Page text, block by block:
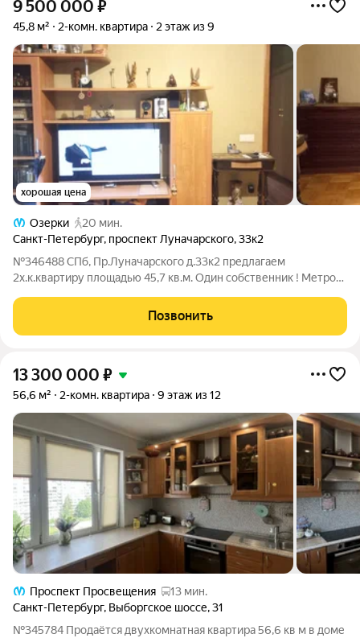
9 500 000 ₽
45,8 м² 2-комн. квартира 2 этаж из 9
хорошая цена
Озерки
20 мин.
Санкт-Петербург, проспект Луначарского,33к2
№346488 СПб, Пр.Луначарского д.33к2 предлагаем
2х.к.квартиру площадью 45,7 кв.м. Один собственник ! Метро
Комфортный 2-й этаж. Тишина и покой, все окна выходят в
благоустроенный зелёный двор. Никакого
Позвонить
13 300 000 ₽
56,6 м² 2-комн. квартира 9 этаж из 12
Проспект Просвещения
13 мин.
Санкт-Петербург, Выборгское шоссе,31
№345784 Продаётся двухкомнатная квартира 56,6 кв м в доме